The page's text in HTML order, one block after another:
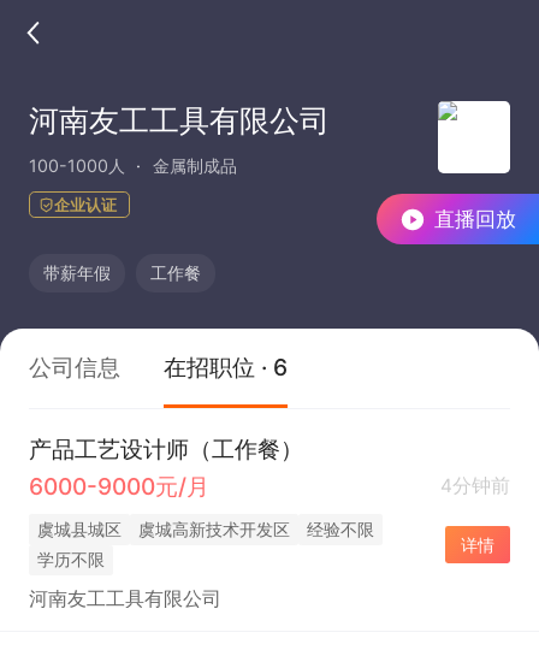
直播回放
河南友工工具有限公司
100-1000人 金属制成品
企业认证
带薪年假 工作餐
公司信息 在招职位 · 6
产品工艺设计师（工作餐）
6000-9000元/月
4分钟前
虞城县城区 虞城高新技术开发区
经验不限
学历不限
详情
河南友工工具有限公司